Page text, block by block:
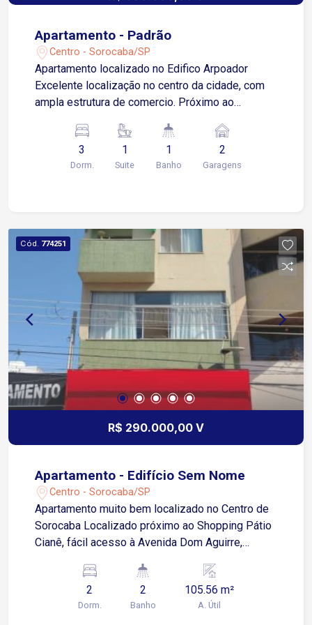
Apartamento - Padrão
Centro - Sorocaba/SP
Apartamento localizado no Edifico Arpoador
Excelente localização no centro da cidade, com
ampla estrutura de comercio. Próximo ao
regiões da cidade. 3 dormitórios com armários
sendo 1 suíte Sala muito espaçosa com lavabo e
sacada Cozinha com armários e dispensa 1
3
Dorm.
1
Suite
1
Banho
2
Garagens
Cód. 774251
R$ 290.000,00 V
Apartamento - Edifício Sem Nome
Centro - Sorocaba/SP
Apartamento muito bem localizado no Centro de
Sorocaba Localizado próximo ao Shopping Pátio
Cianê, fácil acesso à Avenida Dom Aguirre,
embutidos, sendo um com sacada, sala 02
ambiente, jantar e estar, copa, cozinha com
armários modulados, banheiro social e quintal.
2
Dorm.
2
Banho
105.56 m²
A. Útil